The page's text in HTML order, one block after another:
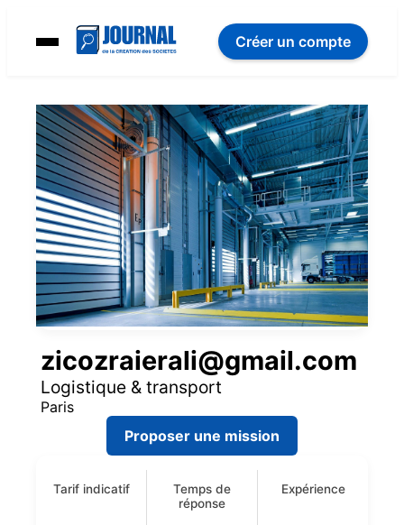
Créer un compte
zicozraierali@gmail.com
Logistique & transport
Paris
Proposer une mission
Tarif indicatif
Temps de
réponse
Expérience